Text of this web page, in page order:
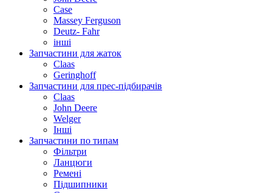
Case
Massey Ferguson
Deutz- Fahr
інші
Запчастини для жаток
Claas
Geringhoff
Запчастини для прес-підбирачів
Claas
John Deere
Welger
Інші
Запчастини по типам
Фільтри
Ланцюги
Ремені
Підшипники